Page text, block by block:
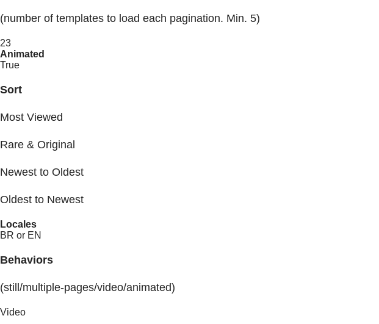
(number of templates to load each pagination. Min. 5)
23
Animated
True
Sort
Most Viewed
Rare & Original
Newest to Oldest
Oldest to Newest
Locales
BR or EN
Behaviors
(still/multiple-pages/video/animated)
Video